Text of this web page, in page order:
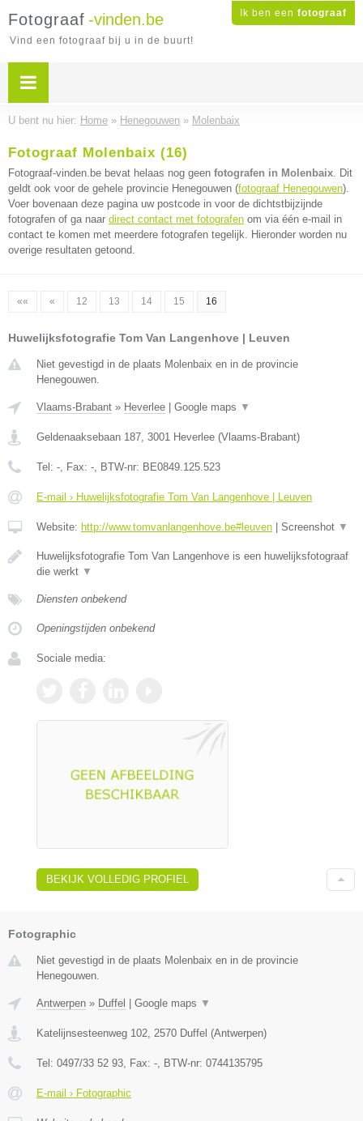
Ik ben een fotograaf
Fotograaf -vinden.be
Vind een fotograaf bij u in de buurt!
U bent nu hier: Home » Henegouwen » Molenbaix
Fotograaf Molenbaix (16)
Fotograaf-vinden.be bevat helaas nog geen fotografen in Molenbaix. Dit
geldt ook voor de gehele provincie Henegouwen (fotograaf Henegouwen).
Voer bovenaan deze pagina uw postcode in voor de dichtstbijzijnde
fotografen of ga naar direct contact met fotografen om via één e-mail in
contact te komen met meerdere fotografen tegelijk. Hieronder worden nu
overige resultaten getoond.
«« « 12 13 14 15 16
Huwelijksfotografie Tom Van Langenhove | Leuven
Niet gevestigd in de plaats Molenbaix en in de provincie
Henegouwen.
Vlaams-Brabant » Heverlee Google maps ▼
Geldenaaksebaan 187, 3001 Heverlee (Vlaams-Brabant)
Tel: -, Fax: -, BTW-nr: BE0849.125.523
E-mail › Huwelijksfotografie Tom Van Langenhove | Leuven
Website: http://www.tomvanlangenhove.be#leuven Screenshot ▼
Huwelijksfotografie Tom Van Langenhove is een huwelijksfotograaf
die werkt ▼
Diensten onbekend
Openingstijden onbekend
Sociale media:
BEKIJK VOLLEDIG PROFIEL
Fotographic
Niet gevestigd in de plaats Molenbaix en in de provincie
Henegouwen.
Antwerpen » Duffel | Google maps ▼
Katelijnsesteenweg 102 2570 Duffel (Antwerpen)
Tel: 0497/33 52 93 , Fax: - , BTW-nr: 0744135795
E-mail › Fotographic